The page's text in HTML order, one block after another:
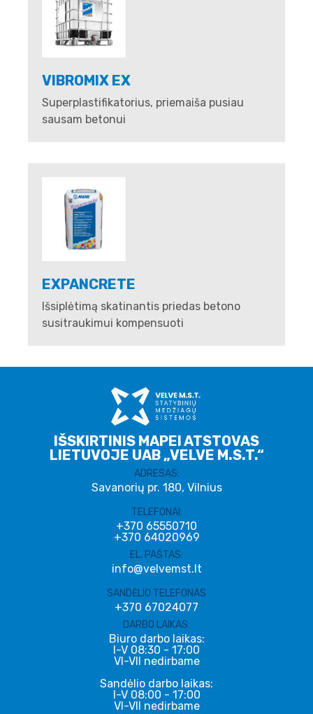
VIBROMIX EX
Superplastifikatorius, priemaiša pusiau
sausam betonui
EXPANCRETE
Išsiplėtimą skatinantis priedas betono
susitraukimui kompensuoti
IŠSKIRTINIS MAPEI ATSTOVAS
LIETUVOJE UAB „VELVE M.S.T.“
ADRESAS:
Savanorių pr. 180, Vilnius
TELEFONAI:
+370 65550710
+370 64020969
EL. PAŠTAS:
info@velvemst.lt
SANDĖLIO TELEFONAS
+370 67024077
DARBO LAIKAS:
Biuro darbo laikas:
I-V 08:30 - 17:00
VI-VII nedirbame
Sandėlio darbo laikas:
I-V 08:00 - 17:00
VI-VII nedirbame